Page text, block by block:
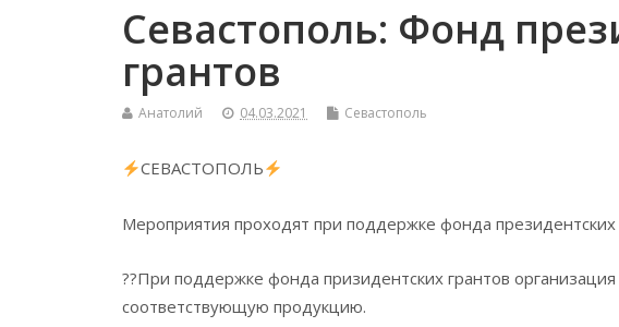
Севастополь: Фонд
грантов
Анатолий 04.03.2021 Севастополь
СЕВАСТОПОЛЬ
Мероприятия проходят при поддержке фонда президентских
??При поддержке фонда призидентских грантов
соответствующую продукцию.